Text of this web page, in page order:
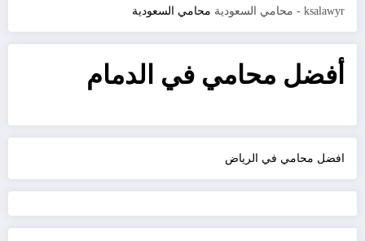
ksalawyr - محامي السعودية محامي السعودية
أفضل محامي في الدمام
افضل محامي في الرياض